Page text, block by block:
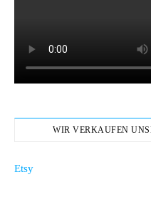
WIR VERKAUFEN
Etsy